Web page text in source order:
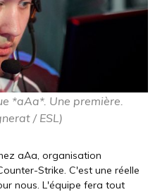
*aAa*. Une première.
/ ESL)
aAa, organisation
Strike. C'est une réelle
nous. L'équipe fera tout